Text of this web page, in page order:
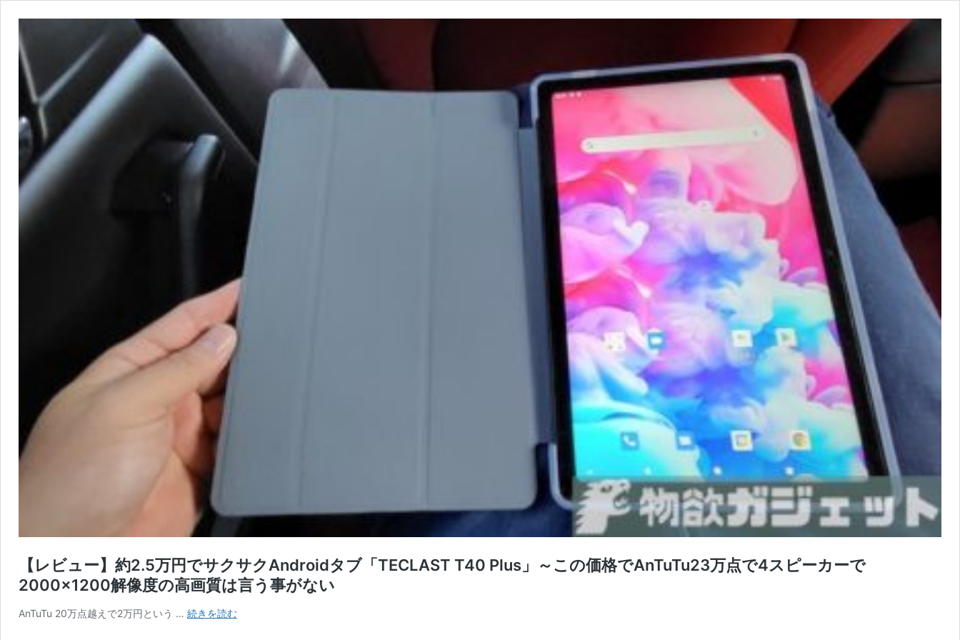
【レビュー】約2.5万円でサクサクAndroidタブ「TECLAST T40 Plus」～この価格でAnTuTu23万点で4スピーカーで
2000×1200解像度の高画質は言う事がない
AnTuTu 20万点越えで2万円という … 続きを読む【レ